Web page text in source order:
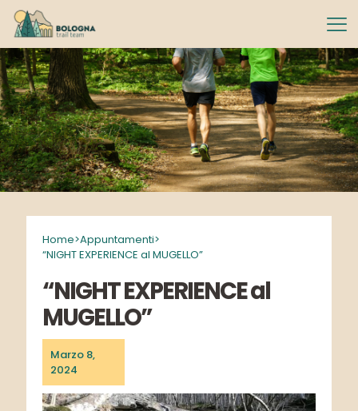
Home>Appuntamenti>
“NIGHT EXPERIENCE al MUGELLO”
“NIGHT EXPERIENCE al
MUGELLO”
Marzo 8,
2024